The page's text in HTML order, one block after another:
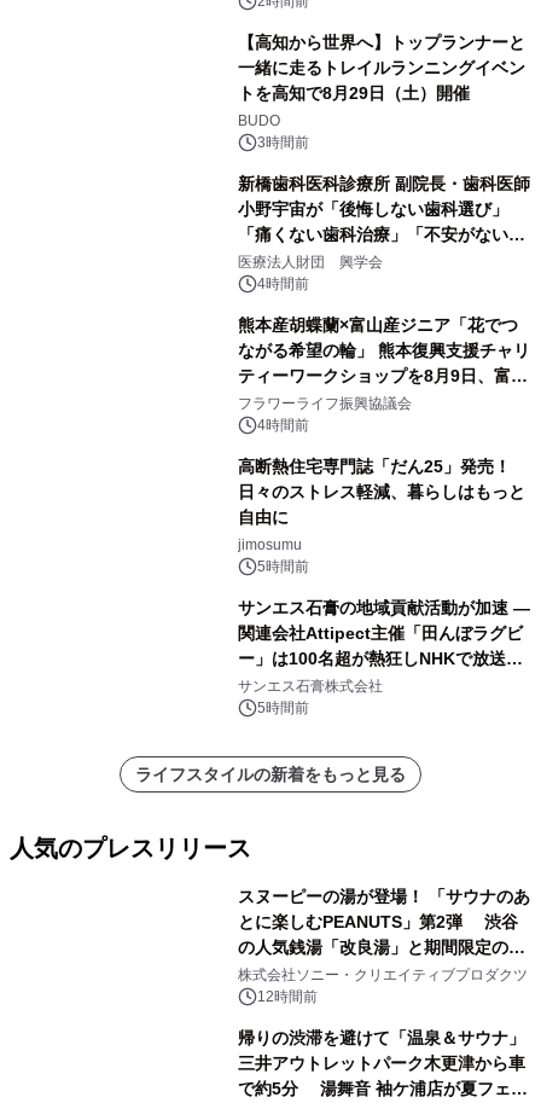
【高知から世界へ】トップランナーと
一緒に走るトレイルランニングイベン
トを高知で8月29日（土）開催
BUDO
3時間前
新橋歯科医科診療所 副院長・歯科医師
小野宇宙が「後悔しない歯科選び」
「痛くない歯科治療」「不安がない治
療計画」をテーマに専門監修
医療法人財団 興学会
4時間前
熊本産胡蝶蘭×富山産ジニア「花でつ
ながる希望の輪」 熊本復興支援チャリ
ティーワークショップを8月9日、富
山・射水で開催
フラワーライフ振興協議会
4時間前
高断熱住宅専門誌「だん25」発売！
日々のストレス軽減、暮らしはもっと
自由に
jimosumu
5時間前
サンエス石膏の地域貢献活動が加速 ―
関連会社Attipect主催「田んぼラグビ
ー」は100名超が熱狂しNHKで放送さ
れました。
サンエス石膏株式会社
5時間前
ライフスタイルの新着をもっと見る
人気のプレスリリース
スヌーピーの湯が登場！ 「サウナのあ
とに楽しむPEANUTS」第2弾 渋谷
の人気銭湯「改良湯」と期間限定のコ
ラボレーション サウナイキタイコラ
ボグッズも発売決定！
株式会社ソニー・クリエイティブプロダクツ
12時間前
帰りの渋滞を避けて「温泉＆サウナ」
三井アウトレットパーク木更津から車
で約5分 湯舞音 袖ケ浦店が夏フェア